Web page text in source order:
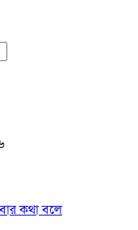
কথা বলে